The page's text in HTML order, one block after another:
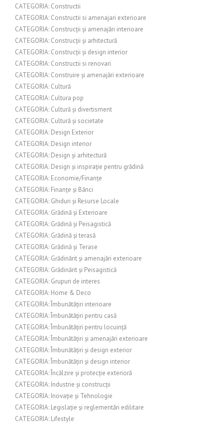
CATEGORIA: Constructii
CATEGORIA: Constructii si amenajari exterioare
CATEGORIA: Construcții și amenajări interioare
CATEGORIA: Construcții și arhitectură
CATEGORIA: Construcții și design interior
CATEGORIA: Constructii si renovari
CATEGORIA: Construire și amenajări exterioare
CATEGORIA: Cultură
CATEGORIA: Cultura pop
CATEGORIA: Cultură și divertisment
CATEGORIA: Cultură și societate
CATEGORIA: Design Exterior
CATEGORIA: Design interior
CATEGORIA: Design și arhitectură
CATEGORIA: Design și inspirație pentru grădină
CATEGORIA: Economie/Finanțe
CATEGORIA: Finanțe și Bănci
CATEGORIA: Ghiduri și Resurse Locale
CATEGORIA: Grădină și Exterioare
CATEGORIA: Grădină și Peisagistică
CATEGORIA: Grădină și terasă
CATEGORIA: Grădină și Terase
CATEGORIA: Grădinărit și amenajări exterioare
CATEGORIA: Grădinărit și Peisagistică
CATEGORIA: Grupuri de interes
CATEGORIA: Home & Deco
CATEGORIA: Îmbunătățiri interioare
CATEGORIA: Îmbunătățiri pentru casă
CATEGORIA: Îmbunătățiri pentru locuință
CATEGORIA: Îmbunătățiri și amenajări exterioare
CATEGORIA: Îmbunătățiri și design exterior
CATEGORIA: Îmbunătățiri și design interior
CATEGORIA: Încălzire și protecție exterioră
CATEGORIA: Industrie și construcții
CATEGORIA: Inovație și Tehnologie
CATEGORIA: Legislație și reglementări edilitare
CATEGORIA: Lifestyle